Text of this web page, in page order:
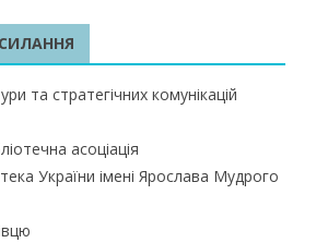
та стратегічних комунікацій
асоціація
України імені Ярослава Мудрого